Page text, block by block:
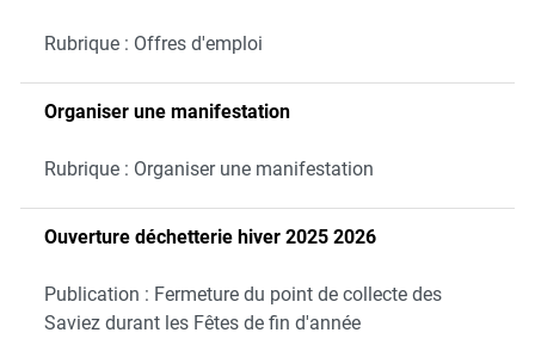
Rubrique : Offres d'emploi
Organiser une manifestation
Rubrique : Organiser une manifestation
Ouverture déchetterie hiver 2025 2026
Publication : Fermeture du point de collecte des
Saviez durant les Fêtes de fin d'année